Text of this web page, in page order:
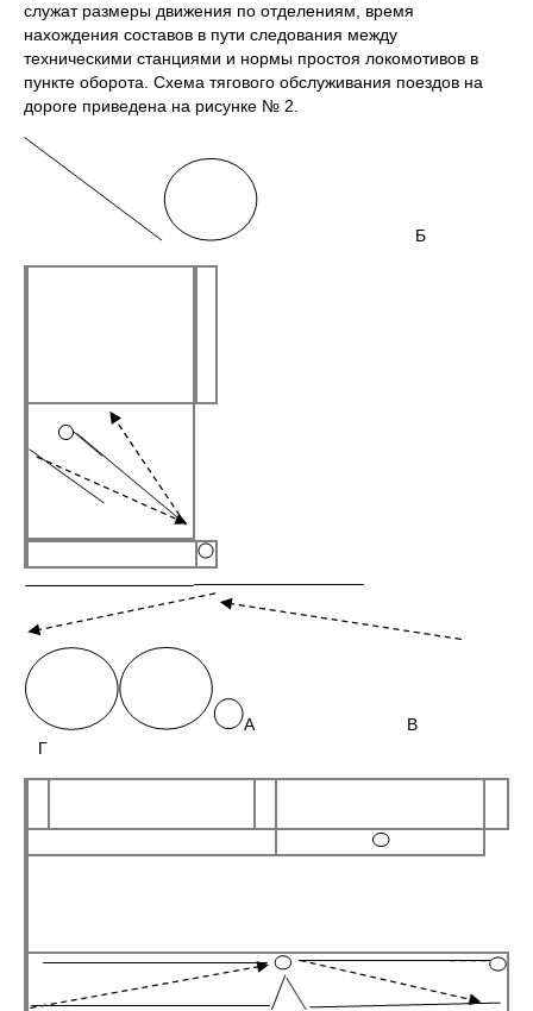
служат размеры движения по отделениям, время
нахождения составов в пути следования между
техническими станциями и нормы простоя локомотивов в
пункте оборота. Схема тягового обслуживания поездов на
дороге приведена на рисунке № 2.
Б
А В
Г